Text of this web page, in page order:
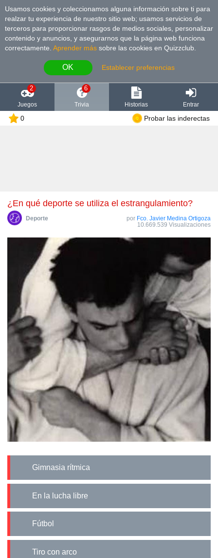
Usamos cookies y coleccionamos alguna información sobre ti para
realzar tu experiencia de nuestro sitio web; usamos servicios de
terceros para proporcionar rasgos de medios sociales, personalizar
contenido y anuncios, y asegurarnos que la página web funciona
correctamente. Aprender más sobre las cookies en Quizzclub.
OK Establecer preferencias
2
Juegos
6
Trivia Historias Entrar
0 Probar las inderectas
¿En qué deporte se utiliza el estrangulamiento?
Deporte por Fco. Javier Medina Ortigoza
10.669.539 Visualizaciones
Gimnasia rítmica
En la lucha libre
Fútbol
Tiro con arco